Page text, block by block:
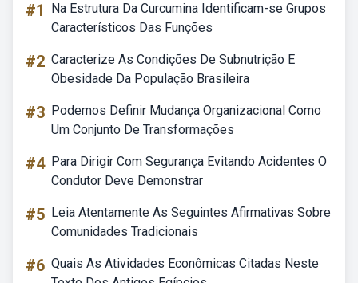
#1
Na Estrutura Da Curcumina Identificam-se Grupos
Característicos Das Funções
#2 Caracterize As Condições De Subnutrição E
Obesidade Da População Brasileira
#3 Podemos Definir Mudança Organizacional Como
Um Conjunto De Transformações
#4 Para Dirigir Com Segurança Evitando Acidentes O
Condutor Deve Demonstrar
#5 Leia Atentamente As Seguintes Afirmativas Sobre
Comunidades Tradicionais
#6 Quais As Atividades Econômicas Citadas Neste